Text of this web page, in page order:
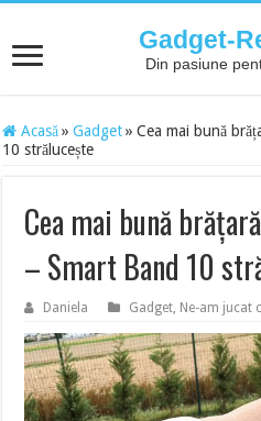
Gadget-
Din pasiune
Acasă » Gadget » Cea mai bună
10 strălucește
Cea mai bună
– Smart Band 10
Daniela Gadget, Ne-am jucat